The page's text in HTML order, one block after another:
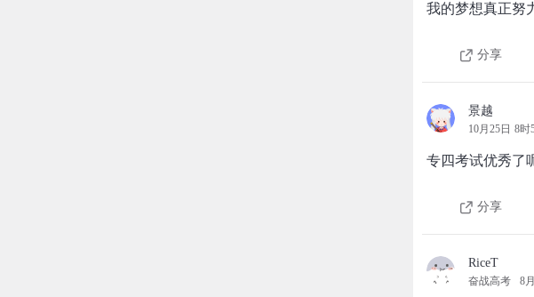
我的梦想真正努
分享
景越
10月25日 8时
专四考试优秀了
分享
RiceT
奋战高考 8